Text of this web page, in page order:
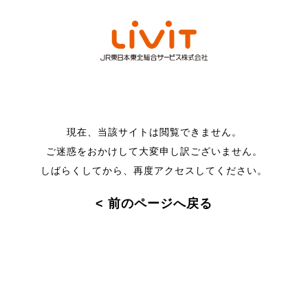
現在、当該サイトは閲覧できません。
ご迷惑をおかけして大変申し訳ございません。
しばらくしてから、再度アクセスしてください。
< 前のページへ戻る